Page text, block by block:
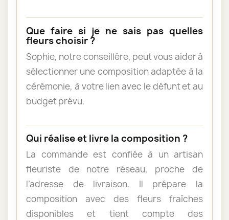
Que faire si je ne sais pas quelles
fleurs choisir ?
Sophie, notre conseillère, peut vous aider à
sélectionner une composition adaptée à la
cérémonie, à votre lien avec le défunt et au
budget prévu.
Qui réalise et livre la composition ?
La commande est confiée à un artisan
fleuriste de notre réseau, proche de
l’adresse de livraison. Il prépare la
composition avec des fleurs fraîches
disponibles et tient compte des